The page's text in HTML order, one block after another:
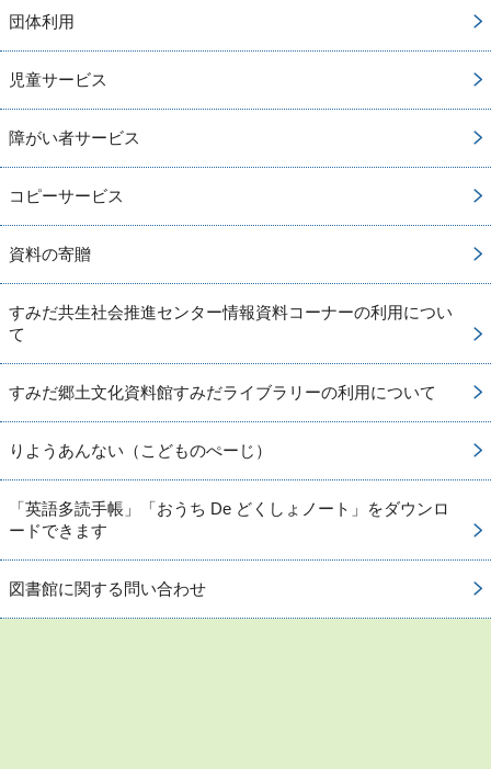
団体利用
児童サービス
障がい者サービス
コピーサービス
資料の寄贈
すみだ共生社会推進センター情報資料コーナーの利用につい
て
すみだ郷土文化資料館すみだライブラリーの利用について
りようあんない（こどものぺーじ）
「英語多読手帳」「おうち De どくしょノート」をダウンロ
ードできます
図書館に関する問い合わせ